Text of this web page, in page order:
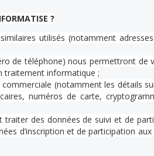
?
utilisés (notamment
de téléphone) nous permettront de
traitement informatique ;
(notamment les détails
numéros de carte,
des données de suivi et de
d’inscription et de participation